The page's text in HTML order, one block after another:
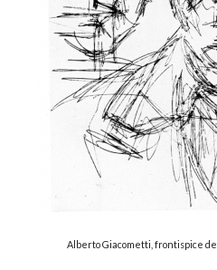
Alberto Giacometti, frontispice de